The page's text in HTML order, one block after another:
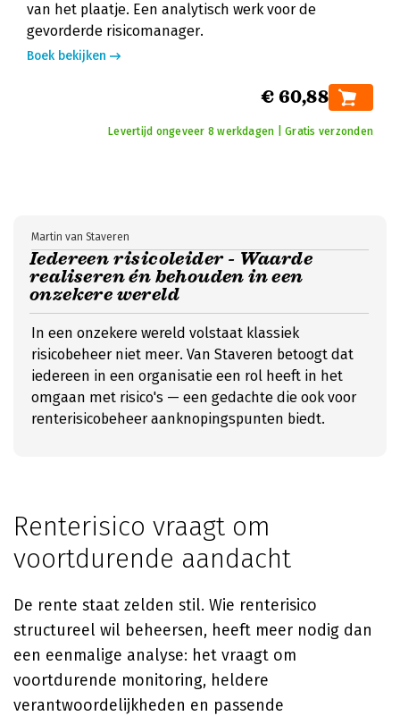
van het plaatje. Een analytisch werk voor de
gevorderde risicomanager.
Boek bekijken
€ 60,88
Levertijd ongeveer 8 werkdagen | Gratis verzonden
Iedereen risicoleider - Waarde
realiseren én behouden in een
onzekere wereld
Martin van Staveren
In een onzekere wereld volstaat klassiek
risicobeheer niet meer. Van Staveren betoogt dat
iedereen in een organisatie een rol heeft in het
omgaan met risico's — een gedachte die ook voor
renterisicobeheer aanknopingspunten biedt.
Renterisico vraagt om
voortdurende aandacht
De rente staat zelden stil. Wie renterisico
structureel wil beheersen, heeft meer nodig dan
een eenmalige analyse: het vraagt om
voortdurende monitoring, heldere
verantwoordelijkheden en passende